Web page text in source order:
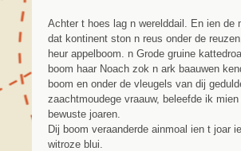
Achter t hoes lag n werelddail. En ien de
dat kontinent ston n reus onder de
heur appelboom. n Grode gruine
boom haar Noach zok n ark baauwen
boom en onder de vleugels van dij
zaachtmoudege vraauw, beleefde ik
bewuste joaren.
Dij boom veraanderde ainmoal ien t joar
witroze blui.